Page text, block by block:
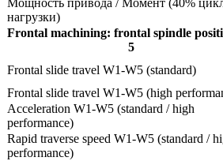
Мощность привода / Момент (40%
нагрузки)
Frontal machining: frontal spindle
5
Frontal slide travel W1-W5 (standard)
Frontal slide travel W1-W5 (high
Acceleration W1-W5 (standard / high
performance)
Rapid traverse speed W1-W5 (standard /
performance)